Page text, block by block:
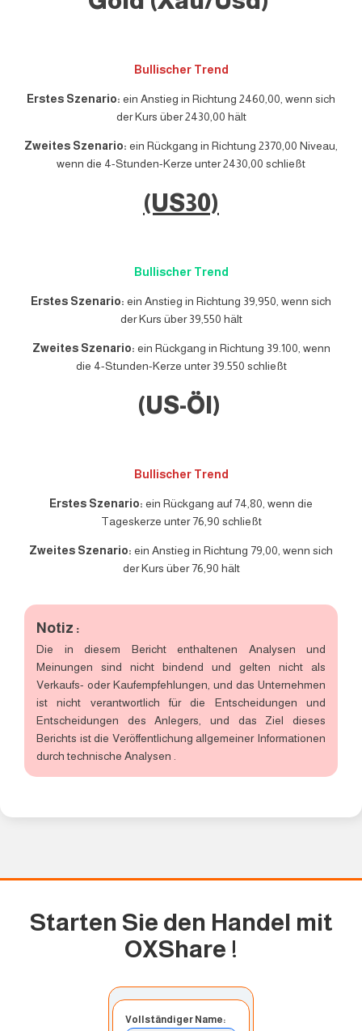
Bullischer Trend
Erstes Szenario: ein Anstieg in Richtung 2460,00, wenn sich
der Kurs über 2430,00 hält
Zweites Szenario: ein Rückgang in Richtung 2370,00 Niveau,
wenn die 4-Stunden-Kerze unter 2430,00 schließt
(US30)
Bullischer Trend
Erstes Szenario: ein Anstieg in Richtung 39,950, wenn sich
der Kurs über 39,550 hält
Zweites Szenario: ein Rückgang in Richtung 39.100, wenn
die 4-Stunden-Kerze unter 39.550 schließt
(US-Öl)
Bullischer Trend
Erstes Szenario: ein Rückgang auf 74,80, wenn die
Tageskerze unter 76,90 schließt
Zweites Szenario: ein Anstieg in Richtung 79,00, wenn sich
der Kurs über 76,90 hält
Notiz :
Die in diesem Bericht enthaltenen Analysen und
Meinungen sind nicht bindend und gelten nicht als
Verkaufs- oder Kaufempfehlungen, und das Unternehmen
ist nicht verantwortlich für die Entscheidungen und
Entscheidungen des Anlegers, und das Ziel dieses
Berichts ist die Veröffentlichung allgemeiner Informationen
durch technische Analysen .
Starten Sie den Handel mit
OXShare !
Vollständiger Name: